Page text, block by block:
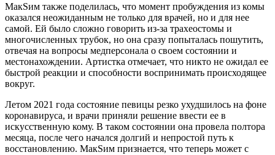
МакSим также поделилась, что момент пробуждения из комы
оказался неожиданным не только для врачей, но и для нее
самой. Ей было сложно говорить из-за трахеостомы и
многочисленных трубок, но она сразу попыталась пошутить,
отвечая на вопросы медперсонала о своем состоянии и
местонахождении. Артистка отмечает, что никто не ожидал ее
быстрой реакции и способности воспринимать происходящее
вокруг.
Летом 2021 года состояние певицы резко ухудшилось на фоне
коронавируса, и врачи приняли решение ввести ее в
искусственную кому. В таком состоянии она провела полтора
месяца, после чего начался долгий и непростой путь к
восстановлению. МакSим признается, что теперь может с